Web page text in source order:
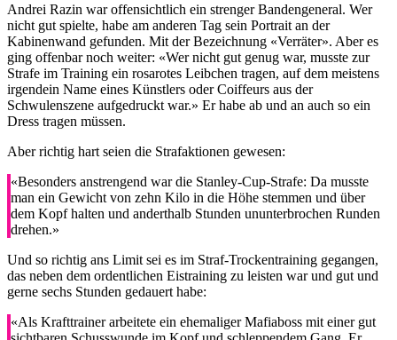
Andrei Razin war offensichtlich ein strenger Bandengeneral. Wer
nicht gut spielte, habe am anderen Tag sein Portrait an der
Kabinenwand gefunden. Mit der Bezeichnung «Verräter». Aber es
ging offenbar noch weiter: «Wer nicht gut genug war, musste zur
Strafe im Training ein rosarotes Leibchen tragen, auf dem meistens
irgendein Name eines Künstlers oder Coiffeurs aus der
Schwulenszene aufgedruckt war.» Er habe ab und an auch so ein
Dress tragen müssen.
Aber richtig hart seien die Strafaktionen gewesen:
«Besonders anstrengend war die Stanley-Cup-Strafe: Da musste
man ein Gewicht von zehn Kilo in die Höhe stemmen und über
dem Kopf halten und anderthalb Stunden ununterbrochen Runden
drehen.»
Und so richtig ans Limit sei es im Straf-Trockentraining gegangen,
das neben dem ordentlichen Eistraining zu leisten war und gut und
gerne sechs Stunden gedauert habe:
«Als Krafttrainer arbeitete ein ehemaliger Mafiaboss mit einer gut